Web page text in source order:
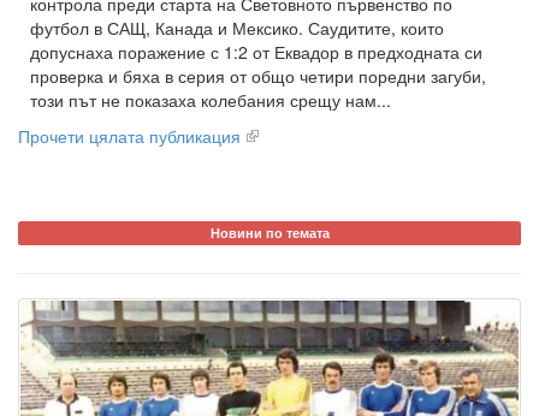
футбол в САЩ, Канада и Мексико. Саудитите, които
допуснаха поражение с 1:2 от Еквадор в предходната си
проверка и бяха в серия от общо четири поредни загуби,
този път не показаха колебания срещу нам...
Прочети цялата публикация
Новини по темата